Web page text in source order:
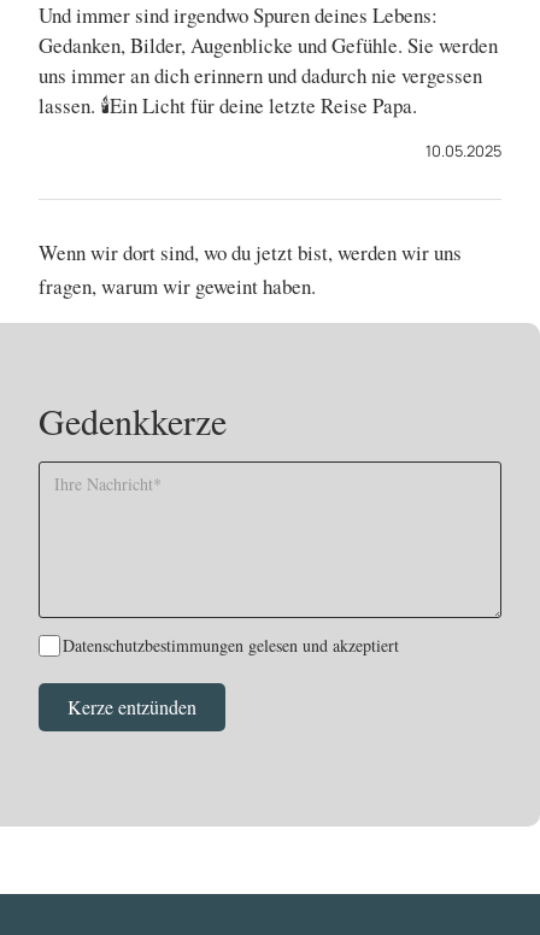
Gedenkkerze
Datenschutzbestimmungen gelesen und akzeptiert
Und immer sind irgendwo Spuren deines Lebens:
Gedanken, Bilder, Augenblicke und Gefühle. Sie werden
uns immer an dich erinnern und dadurch nie vergessen
lassen. 🕯Ein Licht für deine letzte Reise Papa.
10.05.2025
Wenn wir dort sind, wo du jetzt bist, werden wir uns
fragen, warum wir geweint haben.